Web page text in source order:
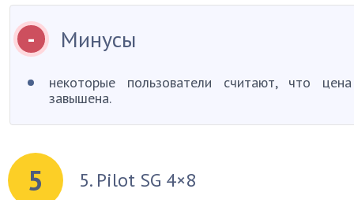
Минусы
некоторые пользователи считают, что цена
завышена.
5 5. Pilot SG 4×8